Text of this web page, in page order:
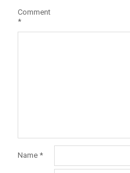
Comment
*
Name *